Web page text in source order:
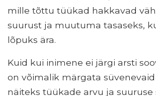
mille tõttu tüükad hakkavad
suurust ja muutuma tasaseks,
lõpuks ära.
Kuid kui inimene ei järgi arsti
on võimalik märgata
näiteks tüükade arvu ja